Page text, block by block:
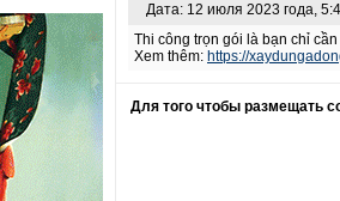
Дата: 12 июля 2023 года,
Thi công trọn gói là bạn chỉ
Xem thêm: https://
Для того чтобы размещать